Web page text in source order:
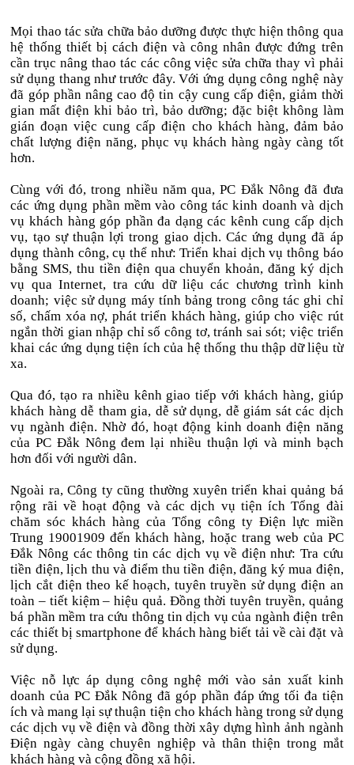
Mọi thao tác sửa chữa bảo dưỡng được thực hiện thông qua
hệ thống thiết bị cách điện và công nhân được đứng trên
cần trục nâng thao tác các công việc sửa chữa thay vì phải
sử dụng thang như trước đây. Với ứng dụng công nghệ này
đã góp phần nâng cao độ tin cậy cung cấp điện, giảm thời
gian mất điện khi bảo trì, bảo dưỡng; đặc biệt không làm
gián đoạn việc cung cấp điện cho khách hàng, đảm bảo
chất lượng điện năng, phục vụ khách hàng ngày càng tốt
hơn.
Cùng với đó, trong nhiều năm qua, PC Đắk Nông đã đưa
các ứng dụng phần mềm vào công tác kinh doanh và dịch
vụ khách hàng góp phần đa dạng các kênh cung cấp dịch
vụ, tạo sự thuận lợi trong giao dịch. Các ứng dụng đã áp
dụng thành công, cụ thể như: Triển khai dịch vụ thông báo
bằng SMS, thu tiền điện qua chuyển khoản, đăng ký dịch
vụ qua Internet, tra cứu dữ liệu các chương trình kinh
doanh; việc sử dụng máy tính bảng trong công tác ghi chỉ
số, chấm xóa nợ, phát triển khách hàng, giúp cho việc rút
ngắn thời gian nhập chỉ số công tơ, tránh sai sót; việc triển
khai các ứng dụng tiện ích của hệ thống thu thập dữ liệu từ
xa.
Qua đó, tạo ra nhiều kênh giao tiếp với khách hàng, giúp
khách hàng dễ tham gia, dễ sử dụng, dễ giám sát các dịch
vụ ngành điện. Nhờ đó, hoạt động kinh doanh điện năng
của PC Đắk Nông đem lại nhiều thuận lợi và minh bạch
hơn đối với người dân.
Ngoài ra, Công ty cũng thường xuyên triển khai quảng bá
rộng rãi về hoạt động và các dịch vụ tiện ích Tổng đài
chăm sóc khách hàng của Tổng công ty Điện lực miền
Trung 19001909 đến khách hàng, hoặc trang web của PC
Đắk Nông các thông tin các dịch vụ về điện như: Tra cứu
tiền điện, lịch thu và điểm thu tiền điện, đăng ký mua điện,
lịch cắt điện theo kế hoạch, tuyên truyền sử dụng điện an
toàn – tiết kiệm – hiệu quả. Đồng thời tuyên truyền, quảng
bá phần mềm tra cứu thông tin dịch vụ của ngành điện trên
các thiết bị smartphone để khách hàng biết tải về cài đặt và
sử dụng.
Việc nỗ lực áp dụng công nghệ mới vào sản xuất kinh
doanh của PC Đắk Nông đã góp phần đáp ứng tối đa tiện
ích và mang lại sự thuận tiện cho khách hàng trong sử dụng
các dịch vụ về điện và đồng thời xây dựng hình ảnh ngành
Điện ngày càng chuyên nghiệp và thân thiện trong mắt
khách hàng và cộng đồng xã hội.